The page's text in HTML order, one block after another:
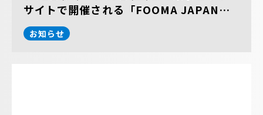
サイトで開催される「FOOMA JAPAN
2026 国際食品工業展」に出展します。
お知らせ